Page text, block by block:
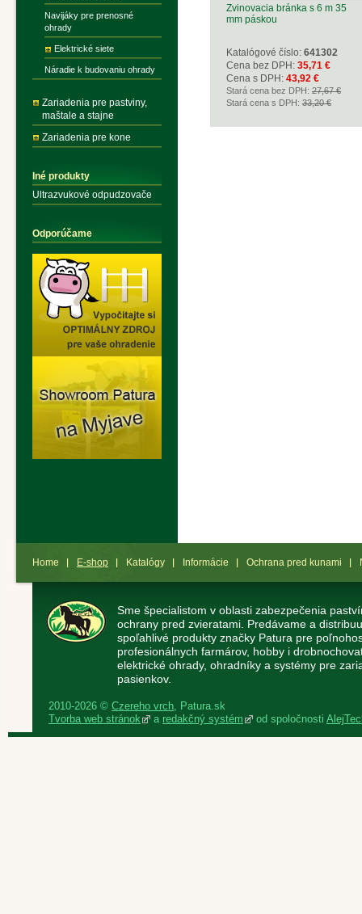
Navijáky pre prenosné
ohrady
Elektrické siete
Náradie k budovaniu ohrady
Zariadenia pre pastviny,
maštale a stajne
Zariadenia pre kone
Iné produkty
Ultrazvukové odpudzovače
Odporúčame
Zvinovacia bránka s 6 m 35
mm páskou
Katalógové číslo: 641302
Cena bez DPH: 35,71 €
Cena s DPH: 43,92 €
Stará cena bez DPH: 27,67 €
Stará cena s DPH: 33,20 €
Home E-shop Katalógy Informácie Ochrana pred kunami
Sme špecialistom v oblasti zabezpečenia
ochrany pred zvieratami. Predávame a
spoľahlivé produkty značky Patura pre
profesionálnych farmárov, hobby i
elektrické ohrady, ohradníky a systémy pre
pasienkov.
2010-2026 © Czereho vrch, Patura.sk
Tvorba web stránok
a redakčný systém od spoločnosti